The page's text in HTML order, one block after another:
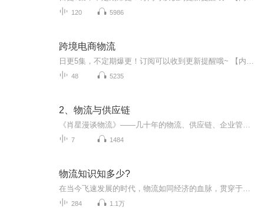
120 5986
跨境电商物流
48 5235
2、物流与供应链
7 1484
物流知识知多少?
284 1.1万